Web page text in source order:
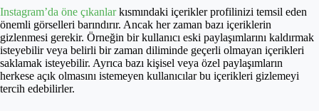
Instagram’da öne çıkanlarkısmındaki içerikler profilinizi temsil eden
önemli görselleri barındırır. Ancak her zaman bazı içeriklerin
gizlenmesi gerekir. Örneğin bir kullanıcı eski paylaşımlarını kaldırmak
isteyebilir veya belirli bir zaman diliminde geçerli olmayan içerikleri
saklamak isteyebilir. Ayrıca bazı kişisel veya özel paylaşımların
herkese açık olmasını istemeyen kullanıcılar bu içerikleri gizlemeyi
tercih edebilirler.